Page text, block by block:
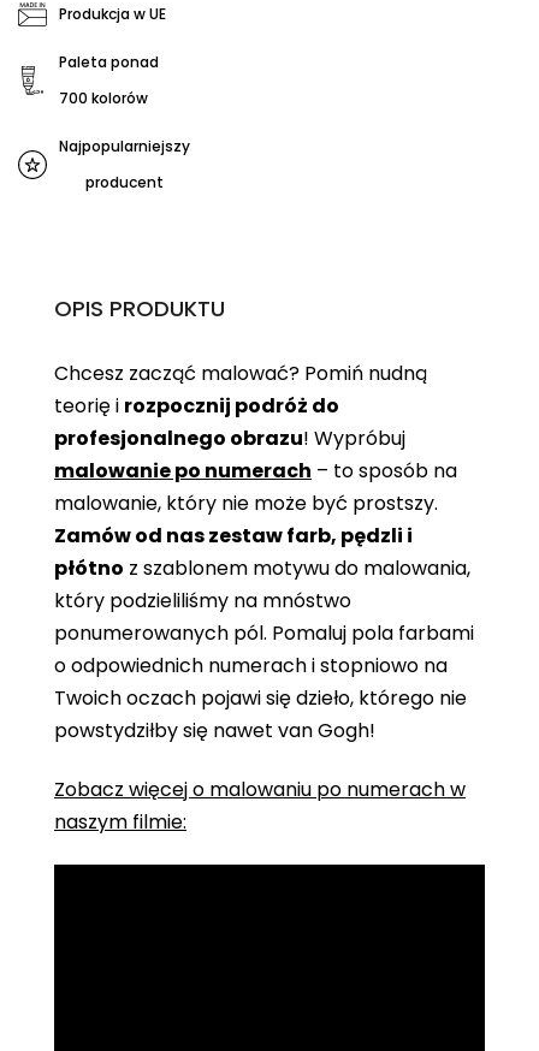
Produkcja w UE
Paleta ponad
700 kolorów
Najpopularniejszy
producent
OPIS PRODUKTU
Chcesz zacząć malować? Pomiń nudną
teorię i rozpocznij podróż do
profesjonalnego obrazu! Wypróbuj
malowanie po numerach – to sposób na
malowanie, który nie może być prostszy.
Zamów od nas zestaw farb, pędzli i
płótno z szablonem motywu do malowania,
który podzieliliśmy na mnóstwo
ponumerowanych pól. Pomaluj pola farbami
o odpowiednich numerach i stopniowo na
Twoich oczach pojawi się dzieło, którego nie
powstydziłby się nawet van Gogh!
Zobacz więcej o malowaniu po numerach w
naszym filmie: